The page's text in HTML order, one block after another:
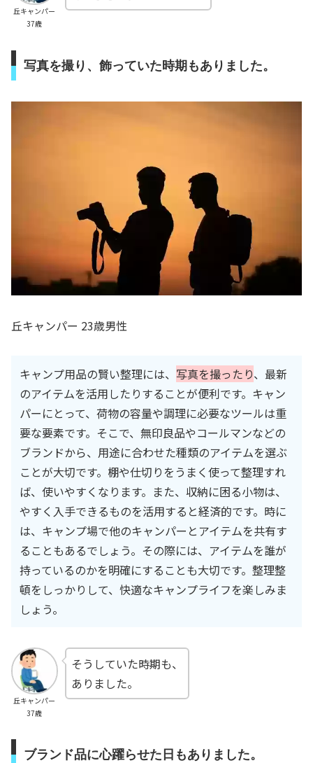
丘キャンパー
37歳
写真を撮り、飾っていた時期もありました。
丘キャンパー 23歳男性
キャンプ用品の賢い整理には、 写真を撮ったり、最新
のアイテムを活用したりすることが便利です。キャン
パーにとって、荷物の容量や調理に必要なツールは重
要な要素です。そこで、無印良品やコールマンなどの
ブランドから、用途に合わせた種類のアイテムを選ぶ
ことが大切です。棚や仕切りをうまく使って整理すれ
ば、使いやすくなります。また、収納に困る小物は、
やすく入手できるものを活用すると経済的です。時に
は、キャンプ場で他のキャンパーとアイテムを共有す
ることもあるでしょう。その際には、アイテムを誰が
持っているのかを明確にすることも大切です。整理整
頓をしっかりして、快適なキャンプライフを楽しみま
しょう。
丘キャンパー
37歳
そうしていた時期も、
ありました。
ブランド品に心躍らせた日もありました。